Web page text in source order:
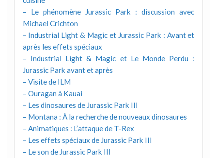
– Le phénomène Jurassic Park : discussion avec
Michael Crichton
– Industrial Light & Magic et Jurassic Park : Avant et
après les effets spéciaux
– Industrial Light & Magic et Le Monde Perdu :
Jurassic Park avant et après
– Visite de ILM
– Ouragan à Kauai
– Les dinosaures de Jurassic Park III
– Montana : À la recherche de nouveaux dinosaures
– Animatiques : L’attaque de T-Rex
– Les effets spéciaux de Jurassic Park III
– Le son de Jurassic Park III